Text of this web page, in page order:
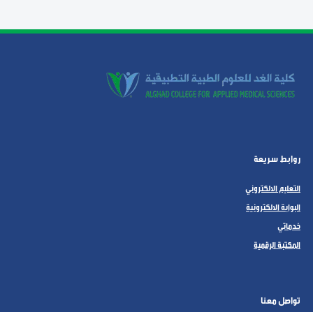
روابط سريعة
التعليم الالكتروني
البوابة الالكترونية
خدماتي
المكتبة الرقمية
تواصل معنا